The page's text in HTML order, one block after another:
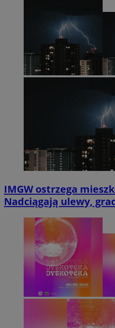
IMGW ostrzega
Nadciągają ulewy,